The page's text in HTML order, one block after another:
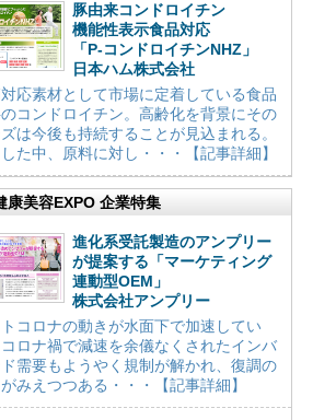
豚由来コンドロイチン
機能性表示食品対応
「P-コンドロイチンNHZ」
日本ハム株式会社
応素材として市場に定着している食品
コンドロイチン。高齢化を背景にその
は今後も持続することが見込まれる。
た中、原料に対し・・・【記事詳細】
康美容EXPO 企業特集
進化系受託製造のアンプリー
が提案する「マーケティング
連動型OEM」
株式会社アンプリー
コロナの動きが水面下で加速してい
ロナ禍で減速を余儀なくされたインバ
需要もようやく規制が解かれ、復調の
みえつつある・・・【記事詳細】